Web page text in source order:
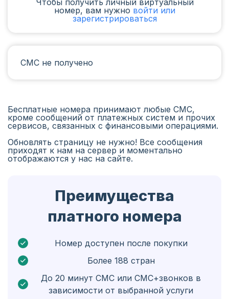
Чад
Иран
Чехия
Гвинея
Эфиопия
Кюрасао
Ангола
Кипр
Болгария
номер, вам нужно войти или
зарегистрироваться
СМС не получено
Бесплатные номера принимают любые СМС,
кроме сообщений от платежных систем и прочих
сервисов, связанных с финансовыми операциями.
Обновлять страницу не нужно! Все сообщения
приходят к нам на сервер и моментально
отображаются у нас на сайте.
Преимущества
платного номера
Номер доступен после покупки
Более 188 стран
До 20 минут СМС или СМС+звонков в
зависимости от выбранной услуги